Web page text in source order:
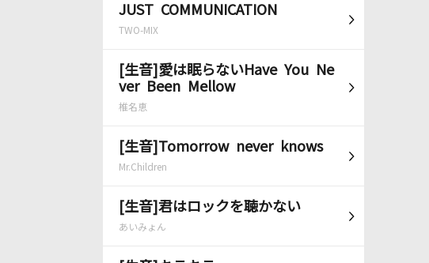
JUST COMMUNICATION
TWO-MIX
[生音]愛は眠らないHave You Ne
ver Been Mellow
椎名恵
[生音]Tomorrow never knows
Mr.Children
[生音]君はロックを聴かない
あいみょん